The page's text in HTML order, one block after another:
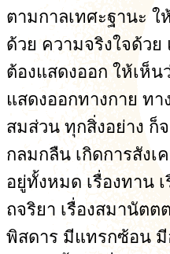
ตามกาลเทศะฐานะ
ด้วย ความจริงใจด้วย
ต้องแสดงออก ให้เห็น
แสดงออกทางกาย ท
สมส่วน ทุกสิ่งอย่าง ก็
กลมกลืน เกิดการสังเ
อยู่ทั้งหมด เรื่องทาน
ถจริยา เรื่องสมานัตต
พิสดาร มีแทรกซ้อน มี